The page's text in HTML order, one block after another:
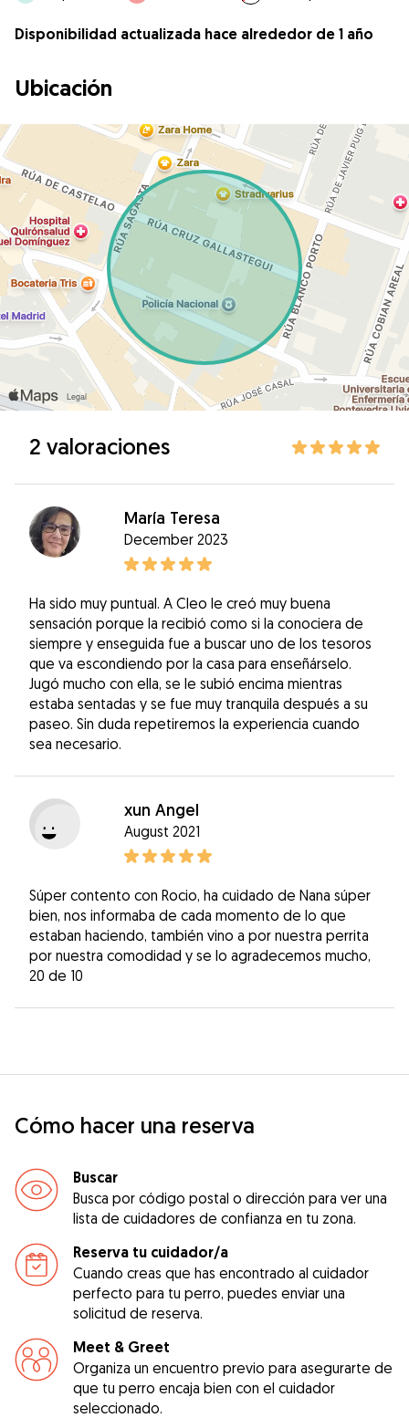
Disponibilidad actualizada hace alrededor de 1 año
Ubicación
2 valoraciones
María Teresa
December 2023
Ha sido muy puntual. A Cleo le creó muy buena
sensación porque la recibió como si la conociera de
siempre y enseguida fue a buscar uno de los tesoros
que va escondiendo por la casa para enseñárselo.
Jugó mucho con ella, se le subió encima mientras
estaba sentadas y se fue muy tranquila después a su
paseo. Sin duda repetiremos la experiencia cuando
sea necesario.
xun Angel
August 2021
Súper contento con Rocio, ha cuidado de Nana súper
bien, nos informaba de cada momento de lo que
estaban haciendo, también vino a por nuestra perrita
por nuestra comodidad y se lo agradecemos mucho,
20 de 10
Cómo hacer una reserva
Buscar
Busca por código postal o dirección para ver una
lista de cuidadores de confianza en tu zona.
Reserva tu cuidador/a
Cuando creas que has encontrado al cuidador
perfecto para tu perro, puedes enviar una
solicitud de reserva.
Meet & Greet
Organiza un encuentro previo para asegurarte de
que tu perro encaja bien con el cuidador
seleccionado.